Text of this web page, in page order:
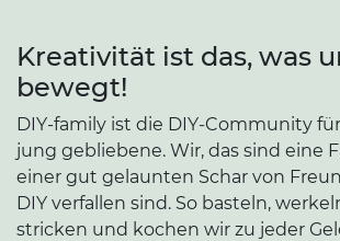
Kreativität ist das, was
bewegt!
DIY-family ist die DIY-Community
jung gebliebene. Wir, das sind eine
einer gut gelaunten Schar von
DIY verfallen sind. So basteln,
stricken und kochen wir zu jeder